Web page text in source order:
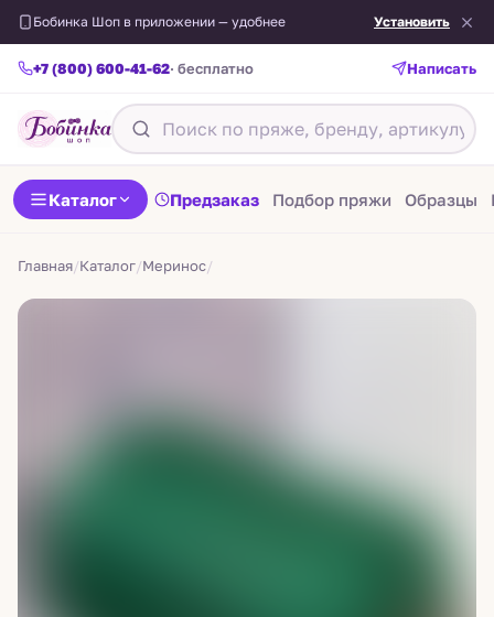
Бобинка Шоп в приложении — удобнее Установить
+7 (800) 600-41-62· бесплатно Написать
Каталог Предзаказ Подбор пряжи Образцы
Главная/Каталог/Меринос/